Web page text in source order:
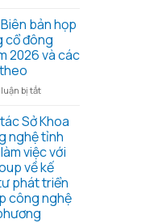
Group
đồng
hành
cùng
dịch
hè
xanh
2026
–
Trao
yêu
thương
từ
bản họp
cổ đông
2026 và các
bị tắtở
quyết,
Biên
bản
họp
Đại
hội
đồng
cổ
Sở Khoa
nghệ tỉnh
việc với
về kế
phát triển
công nghệ